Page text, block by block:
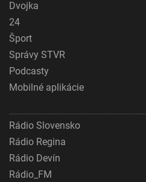
Dvojka
24
Šport
Správy STVR
Podcasty
Mobilné aplikácie
Rádio Slovensko
Rádio Regina
Rádio Devín
Rádio_FM